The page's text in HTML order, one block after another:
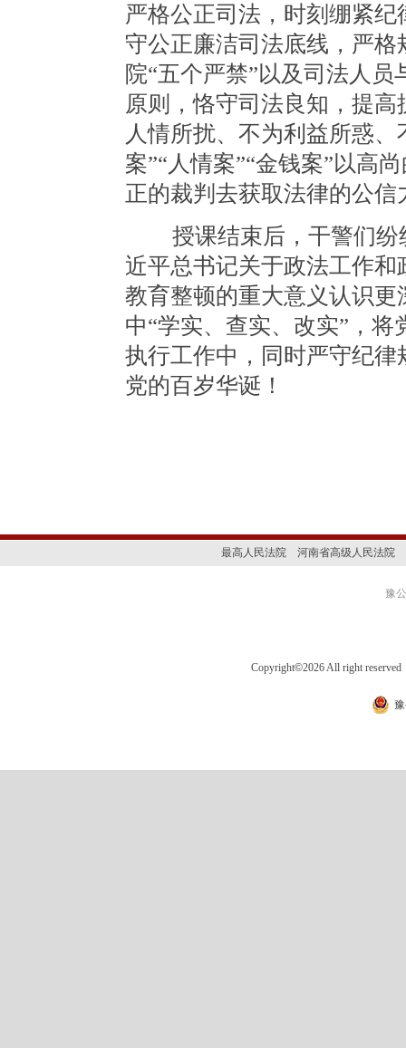
严格公正司法，时刻绷紧
守公正廉洁司法底线，严
院“五个严禁”以及司法人
原则，恪守司法良知，提
人情所扰、不为利益所惑
案”“人情案”“金钱案”以高
正的裁判去获取法律的公信
授课结束后，干警们纷
近平总书记关于政法工作
教育整顿的重大意义认识
中“学实、查实、改实”，
执行工作中，同时严守纪
党的百岁华诞！
最高人民法院 河南省高级人民法院
豫
Copyright©2026 All right